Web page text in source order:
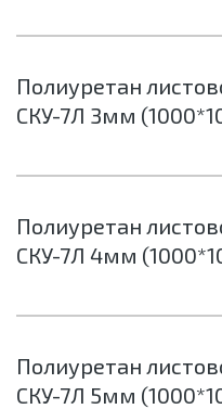
Полиуретан
СКУ-7Л 3мм
Полиуретан
СКУ-7Л 4мм
Полиуретан
СКУ-7Л 5мм